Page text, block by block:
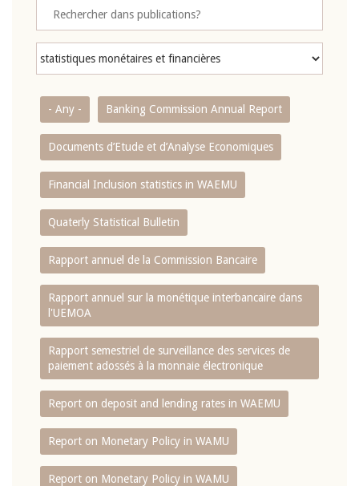
- Any - Banking Commission Annual Report
Documents d’Etude et d’Analyse Economiques
Financial Inclusion statistics in WAEMU
Quaterly Statistical Bulletin
Rapport annuel de la Commission Bancaire
Rapport annuel sur la monétique interbancaire dans
l'UEMOA
Rapport semestriel de surveillance des services de
paiement adossés à la monnaie électronique
Report on deposit and lending rates in WAEMU
Report on Monetary Policy in WAMU
Report on Monetary Policy in WAMU